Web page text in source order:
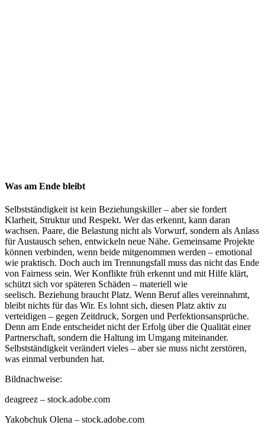
Was am Ende bleibt
Selbstständigkeit ist kein Beziehungskiller – aber sie fordert
Klarheit, Struktur und Respekt. Wer das erkennt, kann daran
wachsen. Paare, die Belastung nicht als Vorwurf, sondern als Anlass
für Austausch sehen, entwickeln neue Nähe. Gemeinsame Projekte
können verbinden, wenn beide mitgenommen werden – emotional
wie praktisch. Doch auch im Trennungsfall muss das nicht das Ende
von Fairness sein. Wer Konflikte früh erkennt und mit Hilfe klärt,
schützt sich vor späteren Schäden – materiell wie
seelisch. Beziehung braucht Platz. Wenn Beruf alles vereinnahmt,
bleibt nichts für das Wir. Es lohnt sich, diesen Platz aktiv zu
verteidigen – gegen Zeitdruck, Sorgen und Perfektionsansprüche.
Denn am Ende entscheidet nicht der Erfolg über die Qualität einer
Partnerschaft, sondern die Haltung im Umgang miteinander.
Selbstständigkeit verändert vieles – aber sie muss nicht zerstören,
was einmal verbunden hat.
Bildnachweise:
deagreez – stock.adobe.com
Yakobchuk Olena – stock.adobe.com